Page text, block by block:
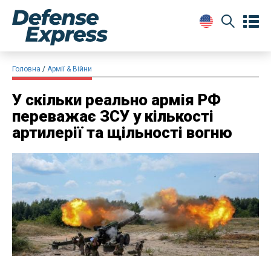
Головна Армії & Війни
У скільки реально армія РФ
переважає ЗСУ у кількості
артилерії та щільності вогню